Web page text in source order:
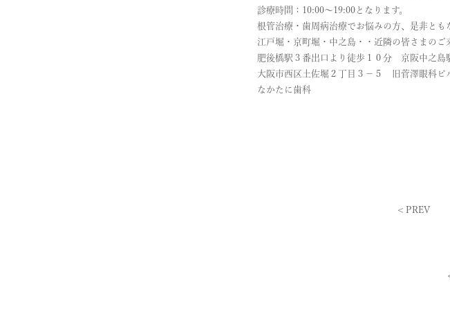
診療時間：10:00～19:00となります。
根管治療・歯周病治療でお悩みの方、是非とも
江戸堀・京町堀・中之島・・近隣の皆さまのご
肥後橋駅３番出口より徒歩１０分 京阪中之島
大阪市西区土佐堀２丁目３－５ 旧菅澤眼科ビ
なかたに歯科
< PREV